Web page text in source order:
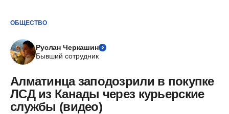
ОБЩЕСТВО
Руслан Черкашин
Бывший сотрудник
Алматинца заподозрили в покупке
ЛСД из Канады через курьерские
службы (видео)